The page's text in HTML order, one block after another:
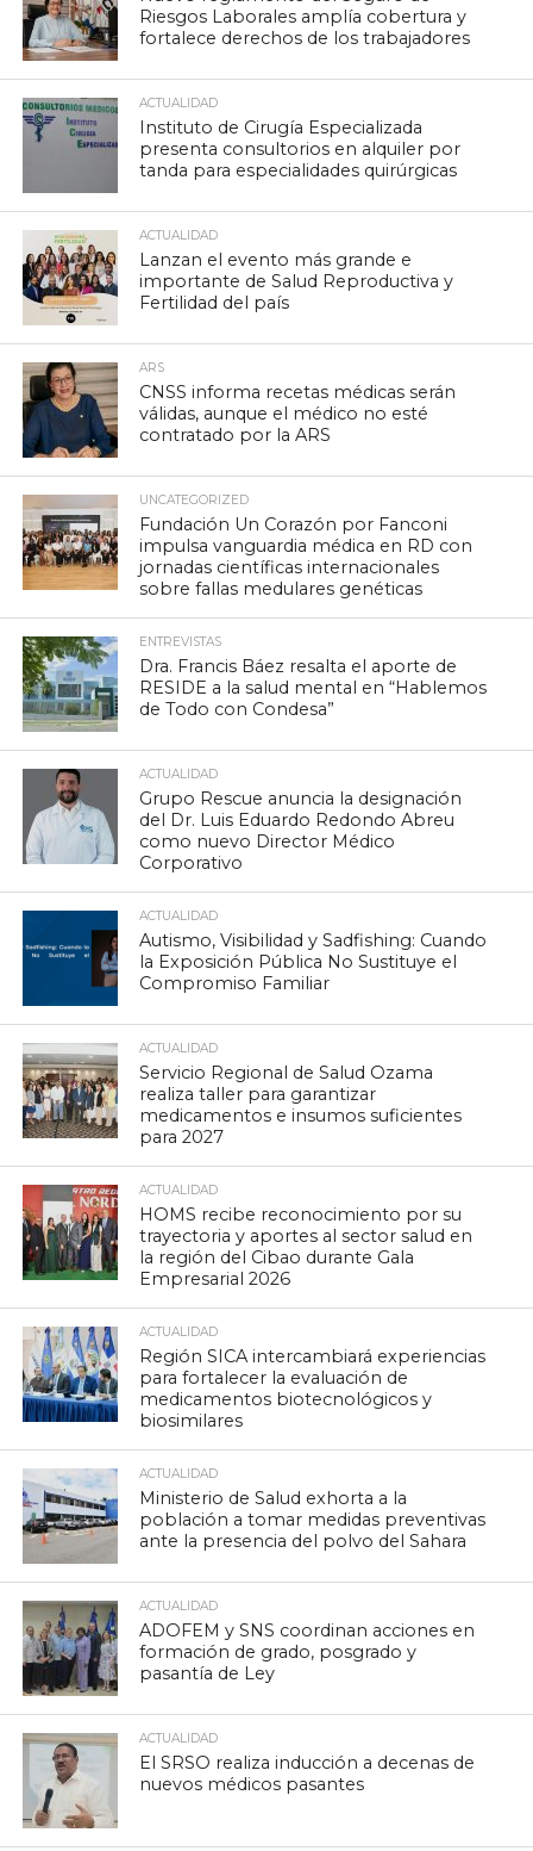
Riesgos Laborales amplía cobertura y
fortalece derechos de los trabajadores
ACTUALIDAD
Instituto de Cirugía Especializada
presenta consultorios en alquiler por
tanda para especialidades quirúrgicas
ACTUALIDAD
Lanzan el evento más grande e
importante de Salud Reproductiva y
Fertilidad del país
ARS
CNSS informa recetas médicas serán
válidas, aunque el médico no esté
contratado por la ARS
UNCATEGORIZED
Fundación Un Corazón por Fanconi
impulsa vanguardia médica en RD con
jornadas científicas internacionales
sobre fallas medulares genéticas
ENTREVISTAS
Dra. Francis Báez resalta el aporte de
RESIDE a la salud mental en “Hablemos
de Todo con Condesa”
ACTUALIDAD
Grupo Rescue anuncia la designación
del Dr. Luis Eduardo Redondo Abreu
como nuevo Director Médico
Corporativo
ACTUALIDAD
Autismo, Visibilidad y Sadfishing: Cuando
la Exposición Pública No Sustituye el
Compromiso Familiar
ACTUALIDAD
Servicio Regional de Salud Ozama
realiza taller para garantizar
medicamentos e insumos suficientes
para 2027
ACTUALIDAD
HOMS recibe reconocimiento por su
trayectoria y aportes al sector salud en
la región del Cibao durante Gala
Empresarial 2026
ACTUALIDAD
Región SICA intercambiará experiencias
para fortalecer la evaluación de
medicamentos biotecnológicos y
biosimilares
ACTUALIDAD
Ministerio de Salud exhorta a la
población a tomar medidas preventivas
ante la presencia del polvo del Sahara
ACTUALIDAD
ADOFEM y SNS coordinan acciones en
formación de grado, posgrado y
pasantía de Ley
ACTUALIDAD
El SRSO realiza inducción a decenas de
nuevos médicos pasantes